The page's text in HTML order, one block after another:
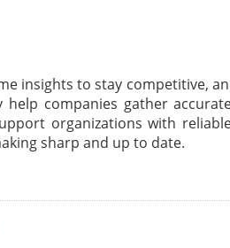
insights to stay competitive,
companies gather
organizations with
sharp and up to date.